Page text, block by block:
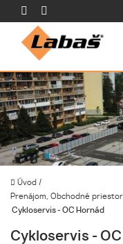
Úvod /
Prenájom, Obchodné
Cykloservis - OC Hornád
Cykloservis - OC